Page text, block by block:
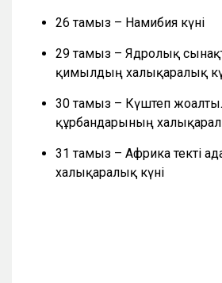
26 тамыз – Намибия күні
29 тамыз – Ядролық
қимылдың халықаралық
30 тамыз – Күштеп
құрбандарының
31 тамыз – Африка текті
халықаралық күні